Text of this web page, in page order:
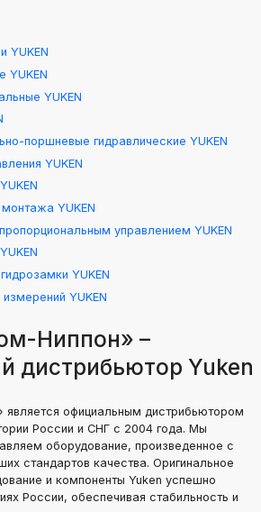
YUKEN
YUKEN
YUKEN
поршневые гидравлические YUKEN
YUKEN
YUKEN
управлением YUKEN
YUKEN
YUKEN
Ниппон» –
дистрибьютор Yuken
официальным дистрибьютором
России и СНГ с 2004 года. Мы
оборудование, произведенное с
стандартов качества. Оригинальное
и компоненты Yuken успешно
России, обеспечивая стабильность и